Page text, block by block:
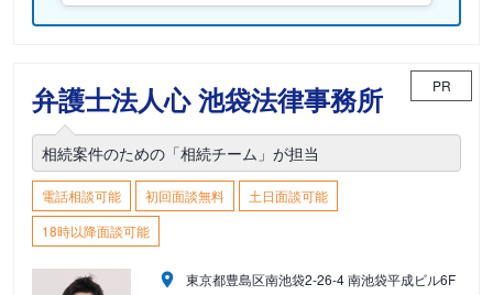
弁護士法人心 池袋法律事務所 PR
相続案件のための「相続チーム」が担当
電話相談可能 初回面談無料
土日面談可能
18時以降面談可能
東京都豊島区南池袋2-26-4 南池袋平成ビル6F